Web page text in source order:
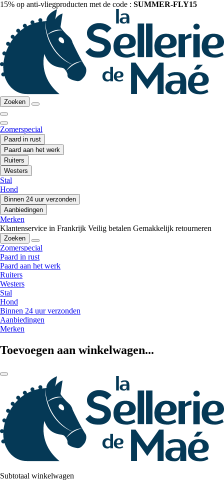
15% op anti-vliegproducten met de code : SUMMER-FLY15
Zoeken
Zomerspecial
Paard in rust
Paard aan het werk
Ruiters
Westers
Stal
Hond
Binnen 24 uur verzonden
Aanbiedingen
Merken
Klantenservice in Frankrijk Veilig betalen Gemakkelijk retourneren
Zoeken
Zomerspecial
Paard in rust
Paard aan het werk
Ruiters
Westers
Stal
Hond
Binnen 24 uur verzonden
Aanbiedingen
Merken
Toevoegen aan winkelwagen...
Subtotaal winkelwagen